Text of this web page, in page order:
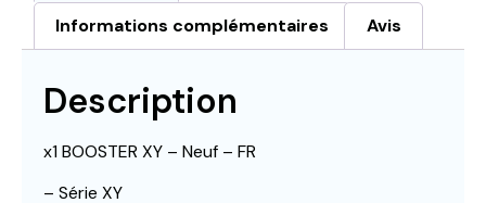
Informations complémentaires Avis
Description
x1 BOOSTER XY – Neuf – FR
– Série XY